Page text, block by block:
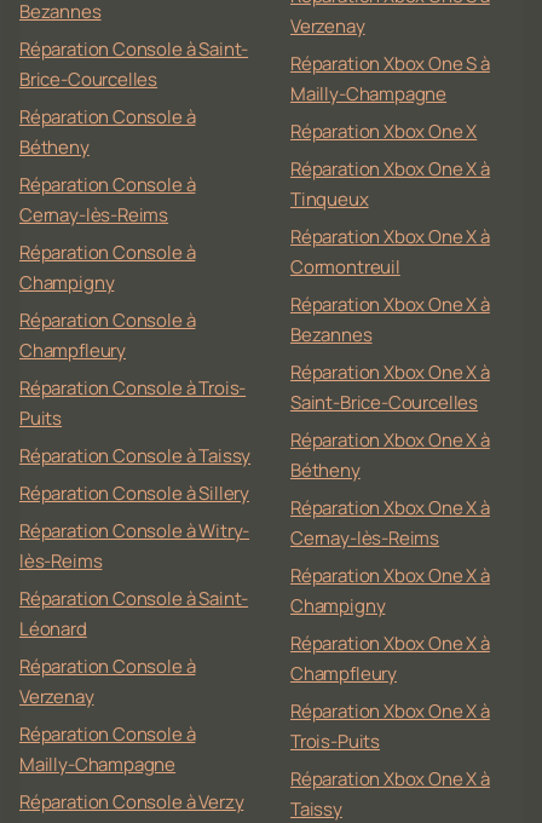
Bezannes
Réparation Console à Saint-
Brice-Courcelles
Réparation Console à
Bétheny
Réparation Console à
Cernay-lès-Reims
Réparation Console à
Champigny
Réparation Console à
Champfleury
Réparation Console à Trois-
Puits
Réparation Console à Taissy
Réparation Console à Sillery
Réparation Console à Witry-
lès-Reims
Réparation Console à Saint-
Léonard
Réparation Console à
Verzenay
Réparation Console à
Mailly-Champagne
Réparation Console à Verzy
Verzenay
Réparation Xbox One S à
Mailly-Champagne
Réparation Xbox One X
Réparation Xbox One X à
Tinqueux
Réparation Xbox One X à
Cormontreuil
Réparation Xbox One X à
Bezannes
Réparation Xbox One X à
Saint-Brice-Courcelles
Réparation Xbox One X à
Bétheny
Réparation Xbox One X à
Cernay-lès-Reims
Réparation Xbox One X à
Champigny
Réparation Xbox One X à
Champfleury
Réparation Xbox One X à
Trois-Puits
Réparation Xbox One X à
Taissy